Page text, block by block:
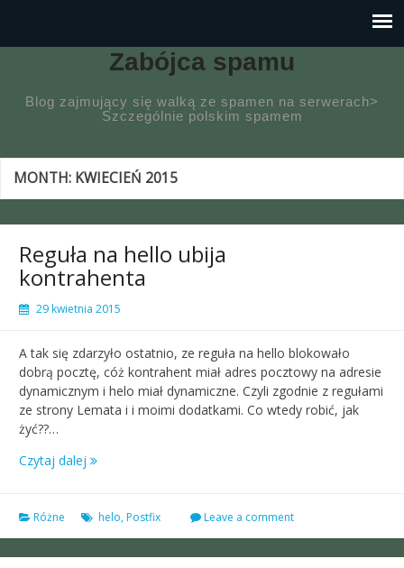
Zabójca spamu
Blog zajmujący się walką ze spamen na serwerach>
Szczególnie polskim spamem
MONTH: KWIECIEŃ 2015
Reguła na hello ubija
kontrahenta
29 kwietnia 2015
A tak się zdarzyło ostatnio, ze reguła na hello blokowało
dobrą pocztę, cóż kontrahent miał adres pocztowy na adresie
dynamicznym i helo miał dynamiczne. Czyli zgodnie z regułami
ze strony Lemata i i moimi dodatkami. Co wtedy robić, jak
żyć??…
Czytaj dalej
Różne helo, Postfix Leave a comment